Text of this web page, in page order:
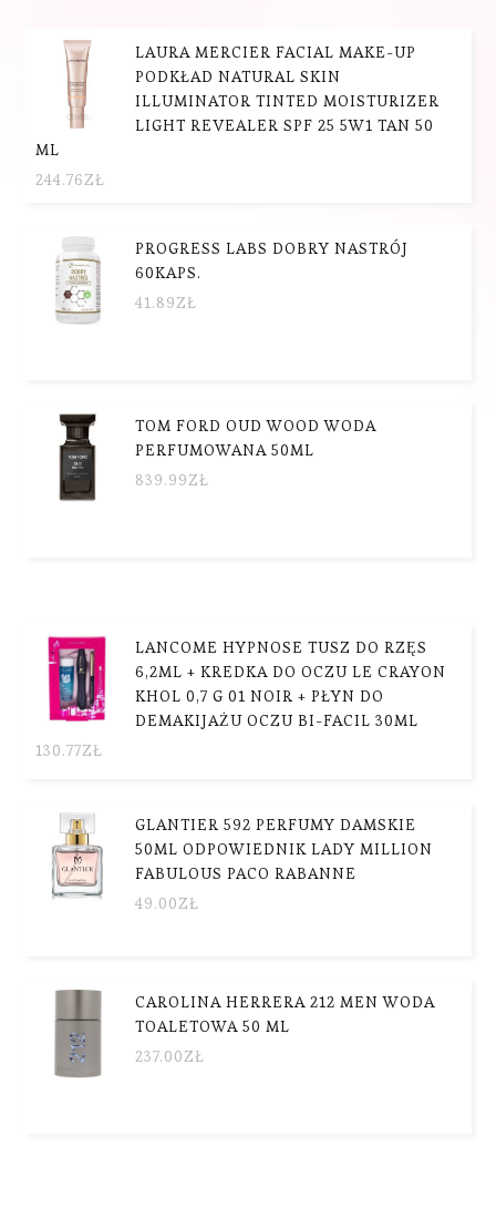
LAURA MERCIER FACIAL MAKE-UP
PODKŁAD NATURAL SKIN
ILLUMINATOR TINTED MOISTURIZER
LIGHT REVEALER SPF 25 5W1 TAN 50
ML
244.76ZŁ
PROGRESS LABS DOBRY NASTRÓJ
60KAPS.
41.89ZŁ
TOM FORD OUD WOOD WODA
PERFUMOWANA 50ML
839.99ZŁ
LANCOME HYPNOSE TUSZ DO RZĘS
6,2ML + KREDKA DO OCZU LE CRAYON
KHOL 0,7 G 01 NOIR + PŁYN DO
DEMAKIJAŻU OCZU BI-FACIL 30ML
130.77ZŁ
GLANTIER 592 PERFUMY DAMSKIE
50ML ODPOWIEDNIK LADY MILLION
FABULOUS PACO RABANNE
49.00ZŁ
CAROLINA HERRERA 212 MEN WODA
TOALETOWA 50 ML
237.00ZŁ